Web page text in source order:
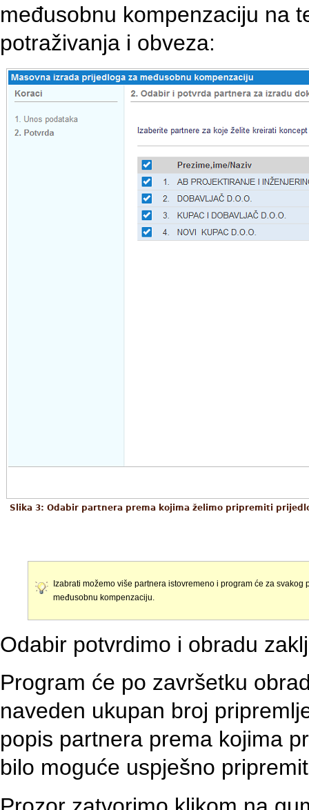
međusobnu kompenzaciju na
potraživanja i obveza:
Slika 3: Odabir partnera prema kojima želimo pripremiti
Izabrati možemo više partnera istovremeno i program će za
međusobnu kompenzaciju.
Odabir potvrdimo i obradu
Program će po završetku
naveden ukupan broj
popis partnera prema kojima
bilo moguće uspješno